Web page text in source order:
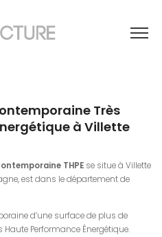
Très
à Villette
THPE se situe à Villette
est dans le département de
d’une surface de plus de
Performance Énergétique.